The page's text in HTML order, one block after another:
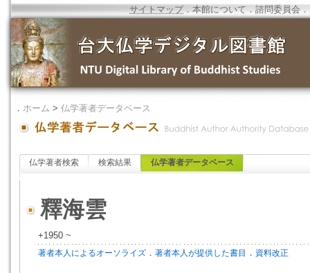
サイトマップ．本館について ．諮問委員会 ．
． ホーム > 仏学著者データベース
仏学著者検索 検索結果 仏学著者データベース
釋海雲
+1950 ~
著者本人によるオーソライズ ． 著者本人が提供した書目 ． 資料改正